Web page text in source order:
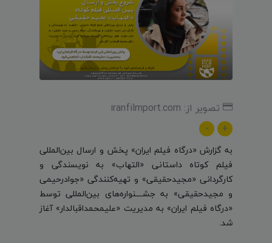
تصویر از: iranfilmport.com
+
-
به گزارش «درگاه فیلم ایران» پخش و ارسال بین‌المللی
فیلم کوتاه داستانی «التهاب» به نویسندگی و
کارگردانی «مجیدحقیقی» و تهیه‌کنندگی «جوادرحیمی
و مجیدحقیقی» به جشــــنواره‌های بین‌المللی توسط
«درگاه فیلم ایران» به مدیریت «علیمحمداقبالدار» آغاز
شد.